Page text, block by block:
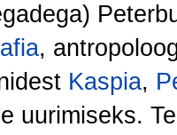
,
Kaspia,
uurimiseks.